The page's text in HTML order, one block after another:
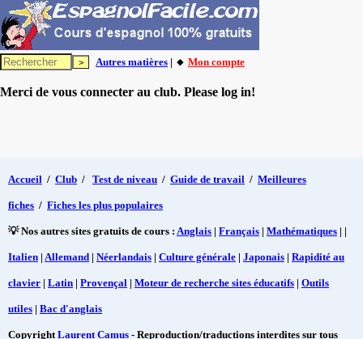
Autres matières | 🔸 Mon compte
Merci de vous connecter au club. Please log in!
Accueil / Club / Test de niveau / Guide de travail / Meilleures
fiches / Fiches les plus populaires
💡 Nos autres sites gratuits de cours : Anglais | Français | Mathématiques | |
Italien | Allemand | Néerlandais | Culture générale | Japonais | Rapidité au
clavier | Latin | Provençal | Moteur de recherche sites éducatifs | Outils
utiles | Bac d'anglais
CopyrightLaurent Camus - Reproduction/traductions interdites sur tous